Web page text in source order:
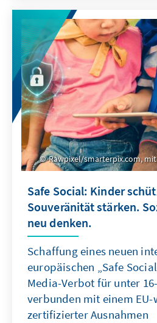
Rawpixel/smarterpix.com,
Safe Social: Kinder
Souveränität stärken.
neu denken.
Schaffung eines neuen
europäischen „Safe
Media-Verbot für unter
verbunden mit einem EU-
zertifizierter Ausnahmen